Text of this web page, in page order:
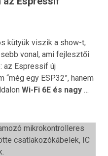
kütyük viszik a show-t,
vonal, ami fejlesztői
az Espressif új
egy ESP32”, hanem
Wi-Fi 6E és nagy …